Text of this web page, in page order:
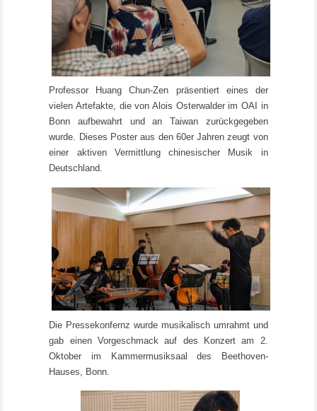
Professor Huang Chun-Zen präsentiert eines der
vielen Artefakte, die von Alois Osterwalder im OAI in
Bonn aufbewahrt und an Taiwan zurückgegeben
wurde. Dieses Poster aus den 60er Jahren zeugt von
einer aktiven Vermittlung chinesischer Musik in
Deutschland.
Die Pressekonfernz wurde musikalisch umrahmt und
gab einen Vorgeschmack auf des Konzert am 2.
Oktober im Kammermusiksaal des Beethoven-
Hauses, Bonn.